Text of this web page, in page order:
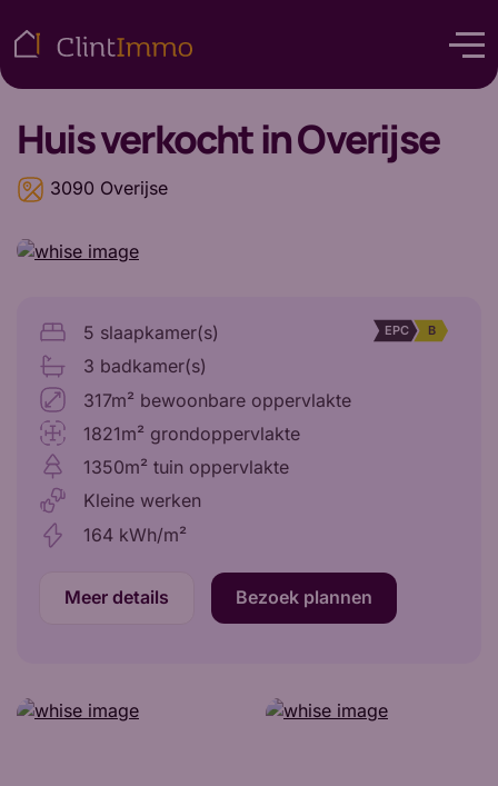
Huisverkocht in Overijse
3090 Overijse
EPC B
5 slaapkamer(s)
3 badkamer(s)
317m² bewoonbare oppervlakte
1821m² grondoppervlakte
1350m² tuin oppervlakte
Kleine werken
164 kWh/m²
Meer details Bezoek plannen